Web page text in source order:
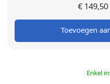
€149,50
Toevoegen
Enkel